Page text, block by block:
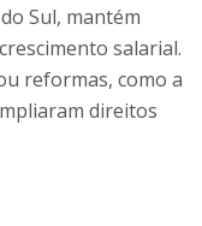
Sul, mantém
salarial.
reformas, como a
direitos